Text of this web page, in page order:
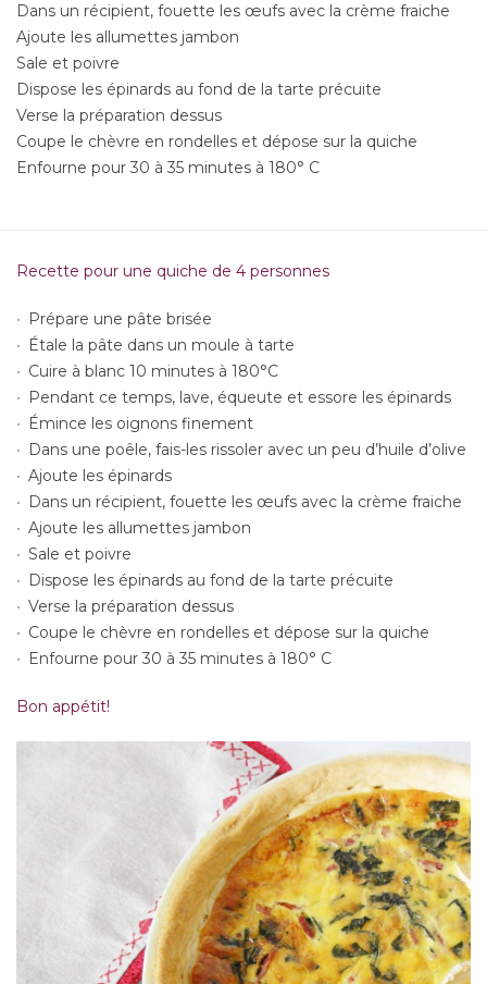
Dans un récipient, fouette les œufs avec la crème fraiche
Ajoute les allumettes jambon
Sale et poivre
Dispose les épinards au fond de la tarte précuite
Verse la préparation dessus
Coupe le chèvre en rondelles et dépose sur la quiche
Enfourne pour 30 à 35 minutes à 180° C
Recette pour une quiche de 4 personnes
Prépare une pâte brisée
Étale la pâte dans un moule à tarte
Cuire à blanc 10 minutes à 180°C
Pendant ce temps, lave, équeute et essore les épinards
Émince les oignons finement
Dans une poêle, fais-les rissoler avec un peu d’huile d’olive
Ajoute les épinards
Dans un récipient, fouette les œufs avec la crème fraiche
Ajoute les allumettes jambon
Sale et poivre
Dispose les épinards au fond de la tarte précuite
Verse la préparation dessus
Coupe le chèvre en rondelles et dépose sur la quiche
Enfourne pour 30 à 35 minutes à 180° C
Bon appétit!